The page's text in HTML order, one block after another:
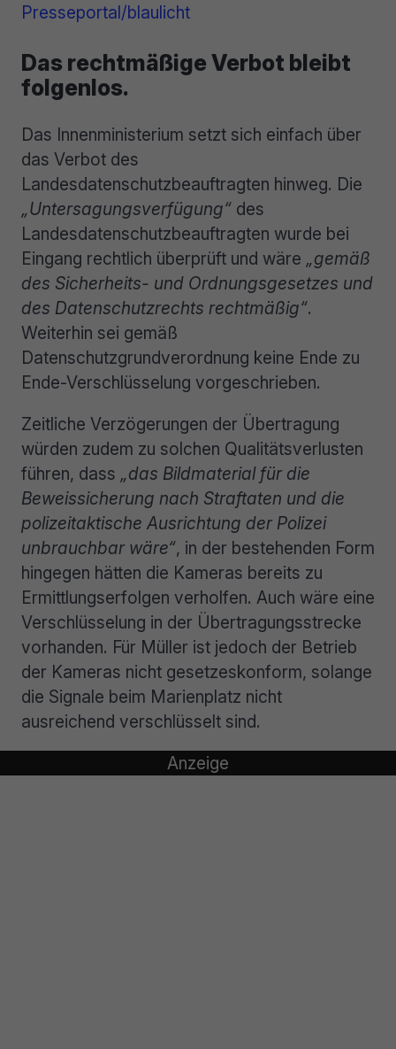
Presseportal/blaulicht
Das rechtmäßige Verbot bleibt
folgenlos.
Das Innenministerium setzt sich einfach über
das Verbot des
Landesdatenschutzbeauftragten hinweg. Die
„Untersagungsverfügung“ des
Landesdatenschutzbeauftragten wurde bei
Eingang rechtlich überprüft und wäre „gemäß
des Sicherheits- und Ordnungsgesetzes und
des Datenschutzrechts rechtmäßig“.
Weiterhin sei gemäß
Datenschutzgrundverordnung keine Ende zu
Ende-Verschlüsselung vorgeschrieben.
Zeitliche Verzögerungen der Übertragung
würden zudem zu solchen Qualitätsverlusten
führen, dass „das Bildmaterial für die
Beweissicherung nach Straftaten und die
polizeitaktische Ausrichtung der Polizei
unbrauchbar wäre“, in der bestehenden Form
hingegen hätten die Kameras bereits zu
Ermittlungserfolgen verholfen. Auch wäre eine
Verschlüsselung in der Übertragungsstrecke
vorhanden. Für Müller ist jedoch der Betrieb
der Kameras nicht gesetzeskonform, solange
die Signale beim Marienplatz nicht
ausreichend verschlüsselt sind.